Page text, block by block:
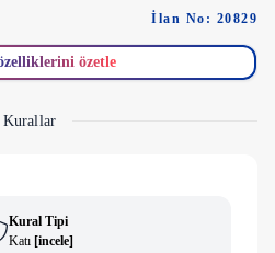
İlan No: 20829
özetle
Kurallar
Kural Tipi
Katı [i̇ncele]